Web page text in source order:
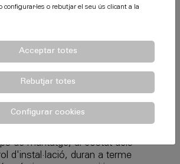
de projecte i necessitats del
de muntatge, al costat dels
d'instal·lació, duran a terme
configurar-les o rebutjar el seu ús clicant a la
Acceptar totes
Rebutjar totes
Configurar cookies